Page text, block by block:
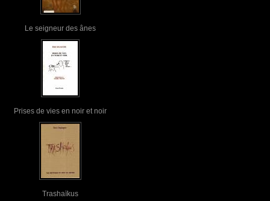
Le seigneur des ânes
Prises de vies en noir et noir
Trashaïkus